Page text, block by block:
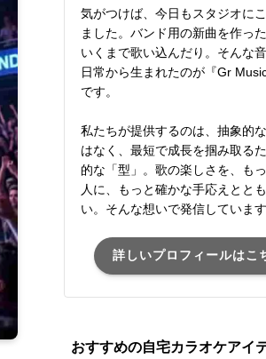
気がつけば、今日もスタジオに
ました。バンド用の新曲を作っ
いくまで歌い込んだり。そんな
日常から生まれたのが『Gr Music
です。
私たちが提供するのは、抽象的
はなく、最短で成長を掴み取る
的な「型」。歌の楽しさを、も
人に、もっと確かな手応えとと
い。そんな想いで発信しています
詳しいプロフィールはこ
おすすめの自宅カラオケアイ